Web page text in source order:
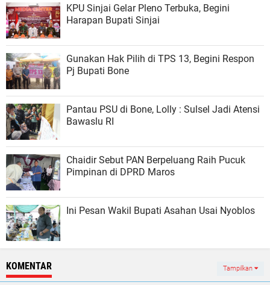
KPU Sinjai Gelar Pleno Terbuka, Begini
Harapan Bupati Sinjai
Gunakan Hak Pilih di TPS 13, Begini Respon
Pj Bupati Bone
Pantau PSU di Bone, Lolly : Sulsel Jadi Atensi
Bawaslu RI
Chaidir Sebut PAN Berpeluang Raih Pucuk
Pimpinan di DPRD Maros
Ini Pesan Wakil Bupati Asahan Usai Nyoblos
KOMENTAR Tampilkan